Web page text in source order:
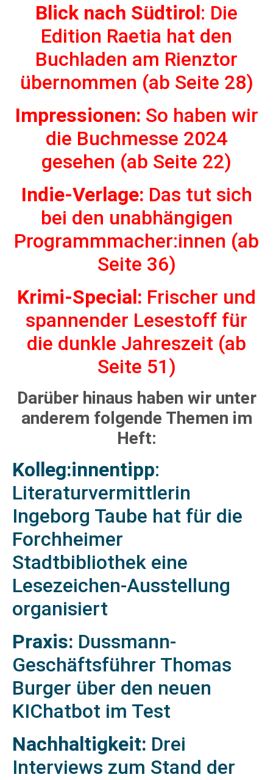
Blick nach Südtirol : Die
Edition Raetia hat den
Buchladen am Rienztor
übernommen (ab Seite 28)
Impressionen: So haben wir
die Buchmesse 2024
gesehen (ab Seite 22)
Indie-Verlage: Das tut sich
bei den unabhängigen
Programmmacher:innen (ab
Seite 36)
Krimi-Special: Frischer und
spannender Lesestoff für
die dunkle Jahreszeit (ab
Seite 51)
Darüber hinaus haben wir unter
anderem folgende Themen im
Heft:
Kolleg:innentipp:
Literaturvermittlerin
Ingeborg Taube hat für die
Forchheimer
Stadtbibliothek eine
Lesezeichen-Ausstellung
organisiert
Praxis: Dussmann-
Geschäftsführer Thomas
Burger über den neuen
KIChatbot im Test
Nachhaltigkeit: Drei
Interviews zum Stand der